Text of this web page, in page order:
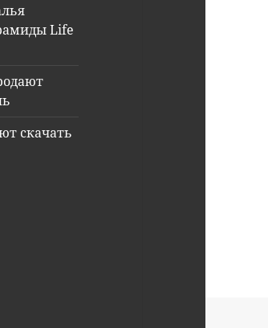
Life
скачать